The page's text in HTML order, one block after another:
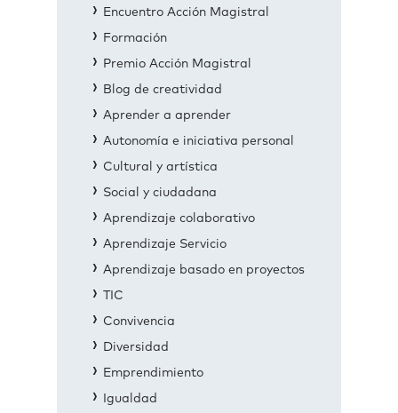
Encuentro Acción Magistral
Formación
Premio Acción Magistral
Blog de creatividad
Aprender a aprender
Autonomía e iniciativa personal
Cultural y artística
Social y ciudadana
Aprendizaje colaborativo
Aprendizaje Servicio
Aprendizaje basado en proyectos
TIC
Convivencia
Diversidad
Emprendimiento
Igualdad